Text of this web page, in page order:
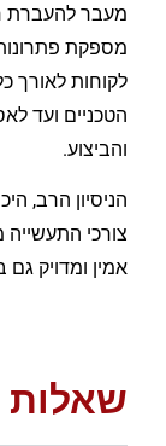
מעבר להעברת
מספקת
לקוחות לאורך
הטכניים ועד
והביצוע.
הניסיון הרב,
צורכי
אמין ומדויק
שאלות